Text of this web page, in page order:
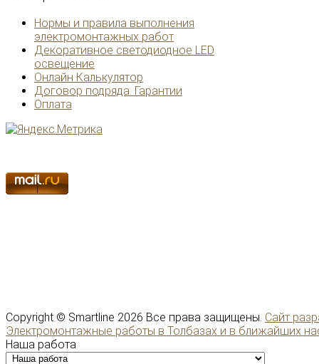
Нормы и правила выполнения
электромонтажных работ
Декоративное светодиодное LED
освещение
Онлайн Калькулятор
Договор подряда. Гарантии
Оплата
Copyright © Smartline 2026 Все права защищены. Сайт
Электромонтажные работы в Толбазах и в ближайших
Наша работа